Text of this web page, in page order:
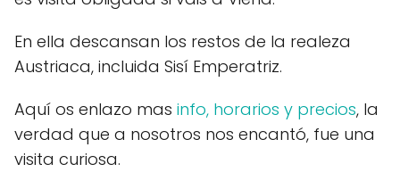
En ella descansan los restos de la realeza
Austriaca, incluida Sisí Emperatriz.
Aquí os enlazo mas info, horarios y precios, la
verdad que a nosotros nos encantó, fue una
visita curiosa.